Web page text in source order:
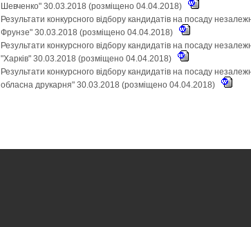
Шевченко" 30.03.2018 (розміщено 04.04.2018)
Результати конкурсного відбору кандидатів на посаду
Фрунзе" 30.03.2018 (розміщено 04.04.2018)
Результати конкурсного відбору кандидатів на посаду
"Харків" 30.03.2018 (розміщено 04.04.2018)
Результати конкурсного відбору кандидатів на посаду
обласна друкарня" 30.03.2018 (розміщено 04.04.2018)